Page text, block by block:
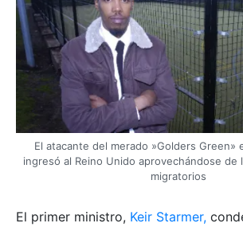
El atacante del merado »Golders Green»
ingresó al Reino Unido aprovechándose de
migratorios
El primer ministro, Keir Starmer,